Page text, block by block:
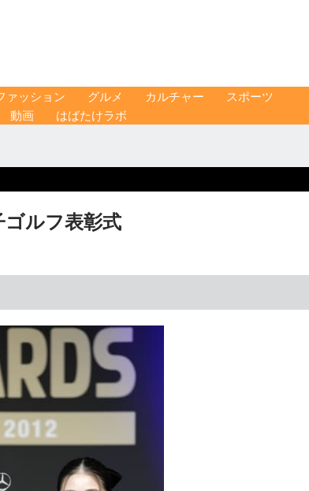
ァッション グルメ カルチャー
スポーツ
動画 はばたけラボ
ゴルフ表彰式